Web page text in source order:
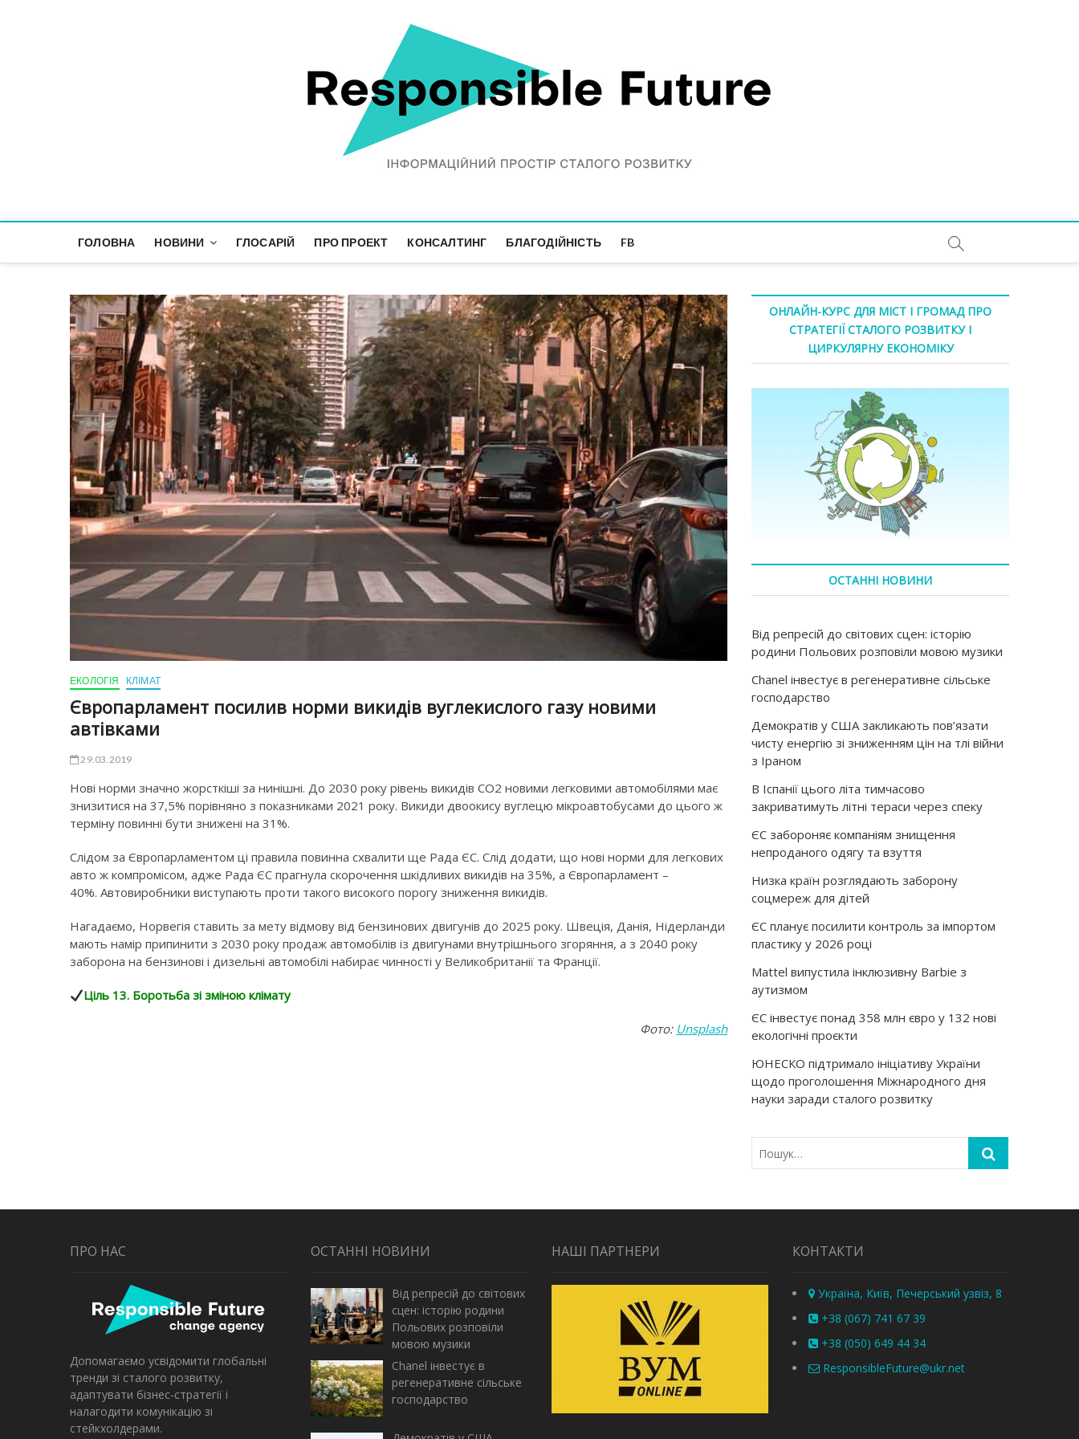
ГОЛОВНА НОВИНИ ГЛОСАРІЙ ПРО ПРОЕКТ КОНСАЛТИНГ БЛАГОДІЙНІСТЬ FB
ЕКОЛОГІЯ КЛІМАТ
Європарламент посилив норми викидів вуглекислого газу новими
автівками
29.03.2019
Нові норми значно жорсткіші за нинішні. До 2030 року рівень викидів СО2 новими легковими автомобілями має
знизитися на 37,5% порівняно з показниками 2021 року. Викиди двоокису вуглецю мікроавтобусами до цього ж
терміну повинні бути знижені на 31%.
Слідом за Європарламентом ці правила повинна схвалити ще Рада ЄС. Слід додати, що нові норми для легкових
авто ж компромісом, адже Рада ЄС прагнула скорочення шкідливих викидів на 35%, а Європарламент –
40%. Автовиробники виступають проти такого високого порогу зниження викидів.
Нагадаємо, Норвегія ставить за мету відмову від бензинових двигунів до 2025 року. Швеція, Данія, Нідерланди
мають намір припинити з 2030 року продаж автомобілів із двигунами внутрішнього згоряння, а з 2040 року
заборона на бензинові і дизельні автомобілі набирає чинності у Великобританії та Франції.
Ціль 13. Боротьба зі зміною клімату
Фото: Unsplash
ОНЛАЙН-КУРС ДЛЯ МІСТ І ГРОМАД ПРО
СТРАТЕГІЇ СТАЛОГО РОЗВИТКУ І
ЦИРКУЛЯРНУ ЕКОНОМІКУ
ОСТАННІ НОВИНИ
Від репресій до світових сцен: історію
родини Польових розповіли мовою музики
Chanel інвестує в регенеративне сільське
господарство
Демократів у США закликають пов’язати
чисту енергію зі зниженням цін на тлі війни
з Іраном
В Іспанії цього літа тимчасово
закриватимуть літні тераси через спеку
ЄС забороняє компаніям знищення
непроданого одягу та взуття
Низка країн розглядають заборону
соцмереж для дітей
ЄС планує посилити контроль за імпортом
пластику у 2026 році
Mattel випустила інклюзивну Barbie з
аутизмом
ЄС інвестує понад 358 млн євро у 132 нові
екологічні проєкти
ЮНЕСКО підтримало ініціативу України
щодо проголошення Міжнародного дня
науки заради сталого розвитку
ПРО НАС
Допомагаємо усвідомити глобальні
тренди зі сталого розвитку,
адаптувати бізнес-стратегії і
налагодити комунікацію зі
стейкхолдерами.
ОСТАННІ НОВИНИ
Від репресій до світових
сцен: історію родини
Польових розповіли
мовою музики
Chanel інвестує в
регенеративне сільське
господарство
НАШІ ПАРТНЕРИ КОНТАКТИ
Україна, Київ, Печерський узвіз, 8
+38 (067) 741 67 39
+38 (050) 649 44 34
ResponsibleFuture@ukr.net